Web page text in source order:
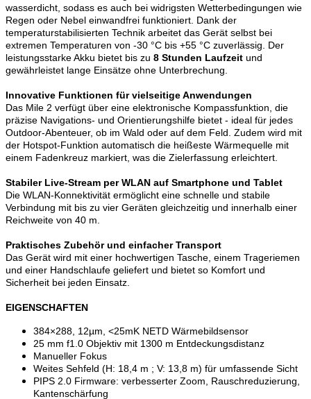
wasserdicht, sodass es auch bei widrigsten Wetterbedingungen wie
Regen oder Nebel einwandfrei funktioniert. Dank der
temperaturstabilisierten Technik arbeitet das Gerät selbst bei
extremen Temperaturen von -30 °C bis +55 °C zuverlässig. Der
leistungsstarke Akku bietet bis zu 8 Stunden Laufzeit und
gewährleistet lange Einsätze ohne Unterbrechung.
Innovative Funktionen für vielseitige Anwendungen
Das Mile 2 verfügt über eine elektronische Kompassfunktion, die
präzise Navigations- und Orientierungshilfe bietet - ideal für jedes
Outdoor-Abenteuer, ob im Wald oder auf dem Feld. Zudem wird mit
der Hotspot-Funktion automatisch die heißeste Wärmequelle mit
einem Fadenkreuz markiert, was die Zielerfassung erleichtert.
Stabiler Live-Stream per WLAN auf Smartphone und Tablet
Die WLAN-Konnektivität ermöglicht eine schnelle und stabile
Verbindung mit bis zu vier Geräten gleichzeitig und innerhalb einer
Reichweite von 40 m.
Praktisches Zubehör und einfacher Transport
Das Gerät wird mit einer hochwertigen Tasche, einem Trageriemen
und einer Handschlaufe geliefert und bietet so Komfort und
Sicherheit bei jeden Einsatz.
EIGENSCHAFTEN
384×288, 12µm, <25mK NETD Wärmebildsensor
25 mm f1.0 Objektiv mit 1300 m Entdeckungsdistanz
Manueller Fokus
Weites Sehfeld (H: 18,4 m ; V: 13,8 m) für umfassende Sicht
PIPS 2.0 Firmware: verbesserter Zoom, Rauschreduzierung,
Kantenschärfung